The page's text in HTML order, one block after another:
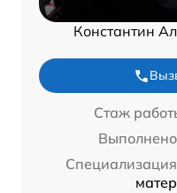
Константин
Стаж